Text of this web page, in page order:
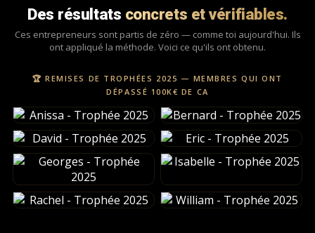
Des résultats concrets et vérifiables.
Ces entrepreneurs sont partis de zéro — comme toi aujourd'hui. Ils
ont appliqué la méthode. Voici ce qu'ils ont obtenu.
🏆 REMISES DE TROPHÉES 2025 — MEMBRES QUI ONT
DÉPASSÉ 100K€ DE CA